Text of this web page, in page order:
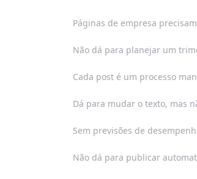
Páginas de empresa
Não dá para planejar um
Cada post é um processo
Dá para mudar o texto, mas
Sem previsões de
Não dá para publicar